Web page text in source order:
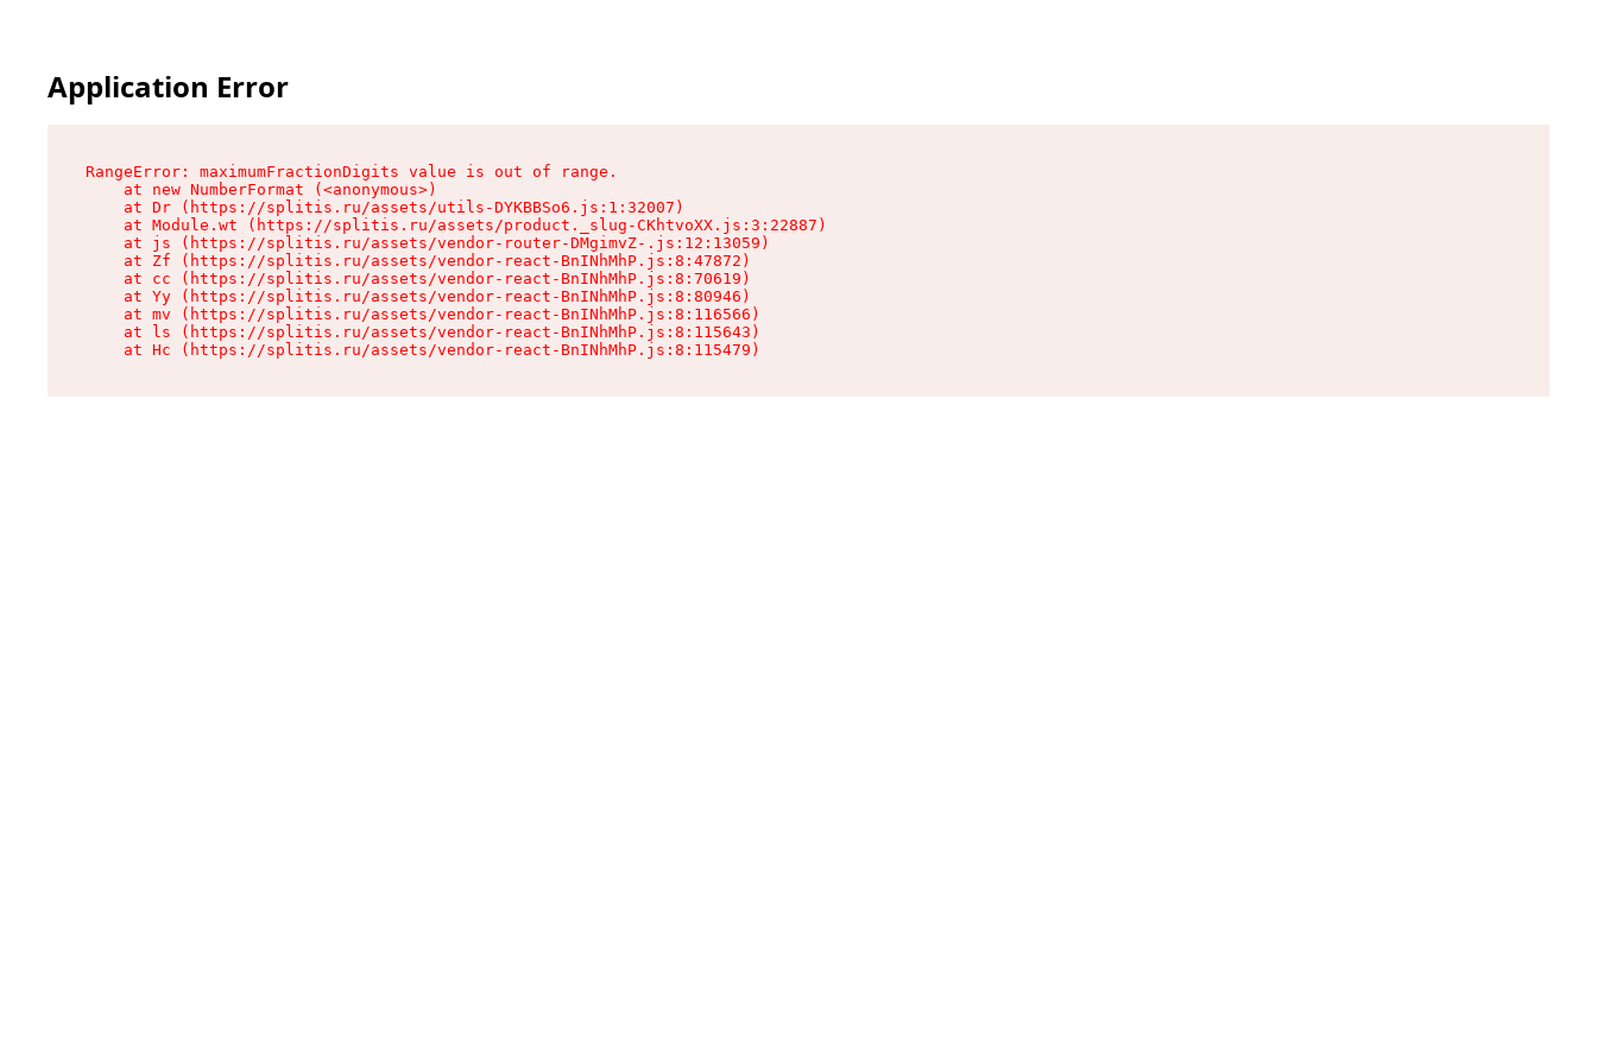
Application Error
RangeError: maximumFractionDigits value is out of range.
    at new NumberFormat (<anonymous>)
    at Dr (https://splitis.ru/assets/utils-DYKBBSo6.js:1:32007)
    at Module.wt (https://splitis.ru/assets/product._slug-CKhtvoXX.js:3:22887)
    at js (https://splitis.ru/assets/vendor-router-DMgimvZ-.js:12:13059)
    at Zf (https://splitis.ru/assets/vendor-react-BnINhMhP.js:8:47872)
    at cc (https://splitis.ru/assets/vendor-react-BnINhMhP.js:8:70619)
    at Yy (https://splitis.ru/assets/vendor-react-BnINhMhP.js:8:80946)
    at mv (https://splitis.ru/assets/vendor-react-BnINhMhP.js:8:116566)
    at ls (https://splitis.ru/assets/vendor-react-BnINhMhP.js:8:115643)
    at Hc (https://splitis.ru/assets/vendor-react-BnINhMhP.js:8:115479)